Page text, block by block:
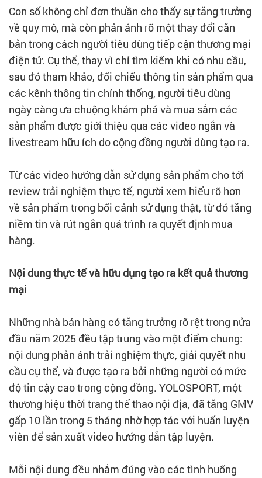
Con số không chỉ đơn thuần cho thấy sự tăng trưởng
về quy mô, mà còn phản ánh rõ một thay đổi căn
bản trong cách người tiêu dùng tiếp cận thương mại
điện tử. Cụ thể, thay vì chỉ tìm kiếm khi có nhu cầu,
sau đó tham khảo, đối chiếu thông tin sản phẩm qua
các kênh thông tin chính thống, người tiêu dùng
ngày càng ưa chuộng khám phá và mua sắm các
sản phẩm được giới thiệu qua các video ngắn và
livestream hữu ích do cộng đồng người dùng tạo ra.
Từ các video hướng dẫn sử dụng sản phẩm cho tới
review trải nghiệm thực tế, người xem hiểu rõ hơn
về sản phẩm trong bối cảnh sử dụng thật, từ đó tăng
niềm tin và rút ngắn quá trình ra quyết định mua
hàng.
Nội dung thực tế và hữu dụng tạo ra kết quả thương
mại
Những nhà bán hàng có tăng trưởng rõ rệt trong nửa
đầu năm 2025 đều tập trung vào một điểm chung:
nội dung phản ánh trải nghiệm thực, giải quyết nhu
cầu cụ thể, và được tạo ra bởi những người có mức
độ tin cậy cao trong cộng đồng. YOLOSPORT, một
thương hiệu thời trang thể thao nội địa, đã tăng GMV
gấp 10 lần trong 5 tháng nhờ hợp tác với huấn luyện
viên để sản xuất video hướng dẫn tập luyện.
Mỗi nội dung đều nhắm đúng vào các tình huống